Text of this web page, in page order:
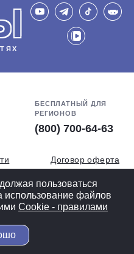
БЕСПЛАТНЫЙ ДЛЯ
РЕГИОНОВ
(800) 700-64-63
Договор оферта
СОУТ
версия
20 лет радуем Вас!
пользоваться
использование файлов
Cookiе - правилами